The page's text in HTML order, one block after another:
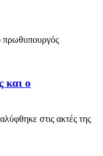
και ο